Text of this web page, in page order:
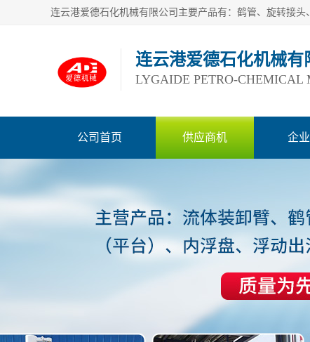
连云港爱德石化机械有
LYGAIDE PETRO-CHEMICAL
公司首页 供应商机 企